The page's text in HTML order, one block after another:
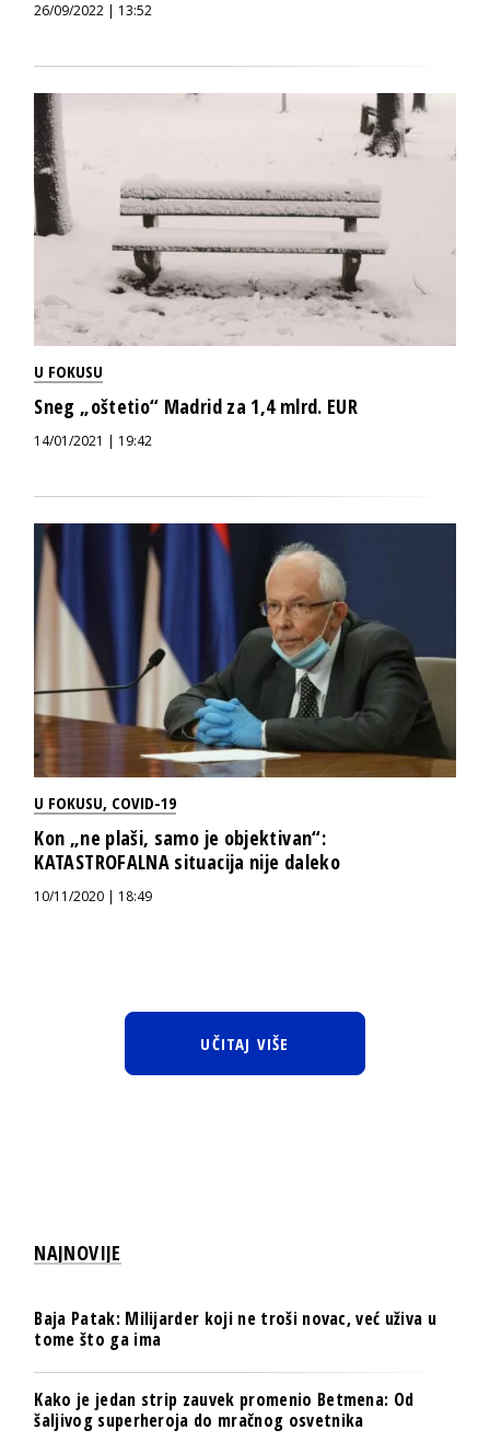
26/09/2022 | 13:52
U FOKUSU
Sneg „oštetio“ Madrid za 1,4 mlrd. EUR
14/01/2021 | 19:42
U FOKUSU, COVID-19
Kon „ne plaši, samo je objektivan“:
KATASTROFALNA situacija nije daleko
10/11/2020 | 18:49
UČITAJ VIŠE
NAJNOVIJE
Baja Patak: Milijarder koji ne troši novac, već uživa u
tome što ga ima
Kako je jedan strip zauvek promenio Betmena: Od
šaljivog superheroja do mračnog osvetnika